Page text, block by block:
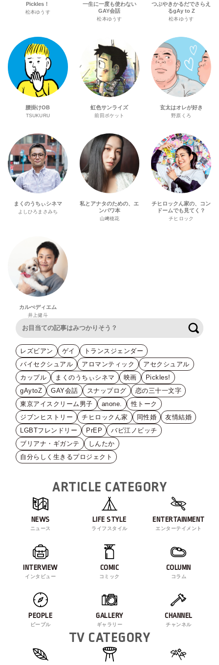
Pickles！
松本ゆうす
一生に一度も使わない
GAY会話
松本ゆうす
つぶやきかるだでさらえ
るgAy to Z
松本ゆうす
腰掛けOB
TSUKURU
虹色サンライズ
前田ポケット
玄太はオレが好き
野原くろ
まくのうちぃシネマ
よしひろまさみち
私とアナタのための、エ
ンパワ本
山﨑穂花
チヒロックん家の、コン
ドームでも見てく？
チヒロック
カルぺディエム
井上健斗
レズビアン ゲイ
トランスジェンダー
バイセクシュアル
アロマンティック
アセクシュアル
カップル
まくのうちぃシネマ 映画
Pickles!
gAytoZ
GAY会話 スナップログ
恋の三十一文字
東京アイスクリーム男子
anone.
性トーク
ジブンヒストリー
チヒロックん家 同性婚
友情結婚
LGBTフレンドリー
PrEP
バビ江ノビッチ
ブリアナ・ギガンテ
しんたか
自分らしく生きるプロジェクト
ARTICLE CATEGORY
NEWS
ニュース
LIFE STYLE
ライフスタイル
ENTERTAINMENT
エンターテイメント
INTERVIEW
インタビュー
COMIC
コミック
COLUMN
コラム
PEOPLE
ピープル
GALLERY
ギャラリー
CHANNEL
チャンネル
TV CATEGORY